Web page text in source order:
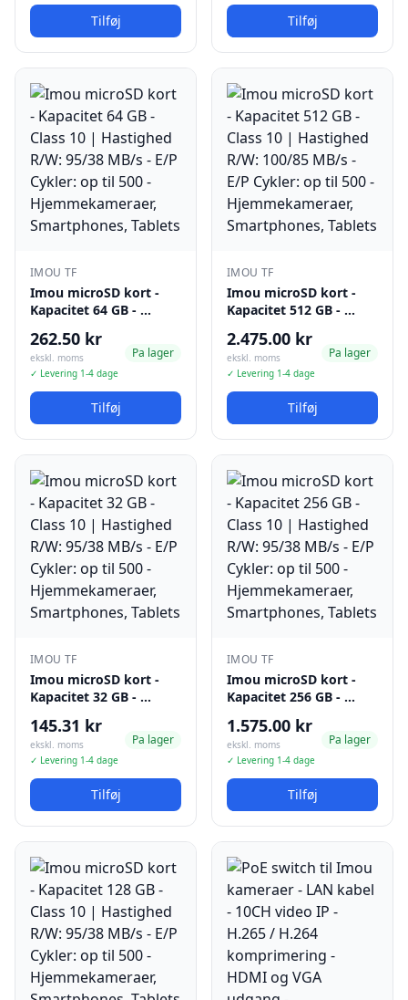
Tilføj Tilføj
IMOU TF
Imou microSD kort -
Kapacitet 64 GB - …
262.50 kr
ekskl. moms
✓ Levering 1-4 dage
Pa lager
Tilføj
IMOU TF
Imou microSD kort -
Kapacitet 512 GB - …
2.475.00 kr
ekskl. moms
✓ Levering 1-4 dage
Pa lager
Tilføj
IMOU TF
Imou microSD kort -
Kapacitet 32 GB - …
145.31 kr
ekskl. moms
✓ Levering 1-4 dage
Pa lager
Tilføj
IMOU TF
Imou microSD kort -
Kapacitet 256 GB - …
1.575.00 kr
ekskl. moms
✓ Levering 1-4 dage
Pa lager
Tilføj